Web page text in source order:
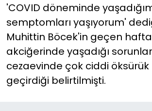
'COVID döneminde
semptomları yaşıyorum'
Muhittin Böcek'in geçen
akciğerinde yaşadığı
cezaevinde çok ciddi öksürük
geçirdiği belirtilmişti.
Yurt